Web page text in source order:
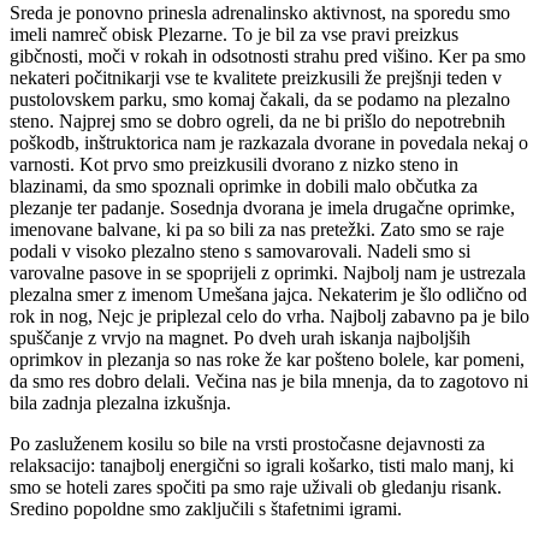
Sreda je ponovno prinesla adrenalinsko aktivnost, na sporedu smo
imeli namreč obisk Plezarne. To je bil za vse pravi preizkus
gibčnosti, moči v rokah in odsotnosti strahu pred višino. Ker pa smo
nekateri počitnikarji vse te kvalitete preizkusili že prejšnji teden v
pustolovskem parku, smo komaj čakali, da se podamo na plezalno
steno. Najprej smo se dobro ogreli, da ne bi prišlo do nepotrebnih
poškodb, inštruktorica nam je razkazala dvorane in povedala nekaj o
varnosti. Kot prvo smo preizkusili dvorano z nizko steno in
blazinami, da smo spoznali oprimke in dobili malo občutka za
plezanje ter padanje. Sosednja dvorana je imela drugačne oprimke,
imenovane balvane, ki pa so bili za nas pretežki. Zato smo se raje
podali v visoko plezalno steno s samovarovali. Nadeli smo si
varovalne pasove in se spoprijeli z oprimki. Najbolj nam je ustrezala
plezalna smer z imenom Umešana jajca. Nekaterim je šlo odlično od
rok in nog, Nejc je priplezal celo do vrha. Najbolj zabavno pa je bilo
spuščanje z vrvjo na magnet. Po dveh urah iskanja najboljših
oprimkov in plezanja so nas roke že kar pošteno bolele, kar pomeni,
da smo res dobro delali. Večina nas je bila mnenja, da to zagotovo ni
bila zadnja plezalna izkušnja.
Po zasluženem kosilu so bile na vrsti prostočasne dejavnosti za
relaksacijo: tanajbolj energični so igrali košarko, tisti malo manj, ki
smo se hoteli zares spočiti pa smo raje uživali ob gledanju risank.
Sredino popoldne smo zaključili s štafetnimi igrami.